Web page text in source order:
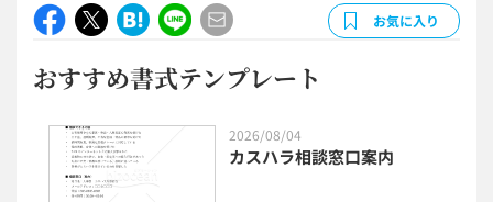
お気に入り
おすすめ書式テンプレート
2026/08/04
カスハラ相談窓口案内